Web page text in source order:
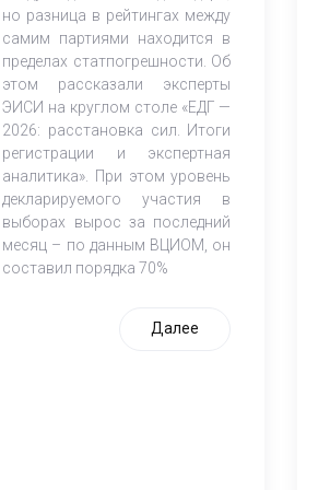
но разница в рейтингах между
самим партиями находится в
пределах статпогрешности. Об
этом рассказали эксперты
ЭИСИ на круглом столе «ЕДГ —
2026: расстановка сил. Итоги
регистрации и экспертная
аналитика». При этом уровень
декларируемого участия в
выборах вырос за последний
месяц – по данным ВЦИОМ, он
составил порядка 70%
Далее